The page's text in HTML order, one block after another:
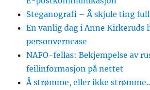
Steganografi – Å skjule ting
En vanlig dag i Anne Kirkeruds
personverncase
NAFO-fellas: Bekjempelse av
feilinformasjon på nettet
Å strømme, eller ikke